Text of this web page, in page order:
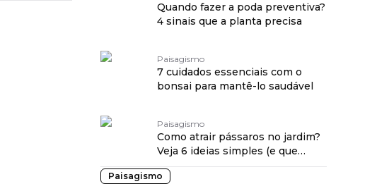
Quando fazer a poda preventiva?
4 sinais que a planta precisa
Paisagismo
7 cuidados essenciais com o
bonsai para mantê-lo saudável
Paisagismo
Como atrair pássaros no jardim?
Veja 6 ideias simples (e que
funcionam)
Paisagismo